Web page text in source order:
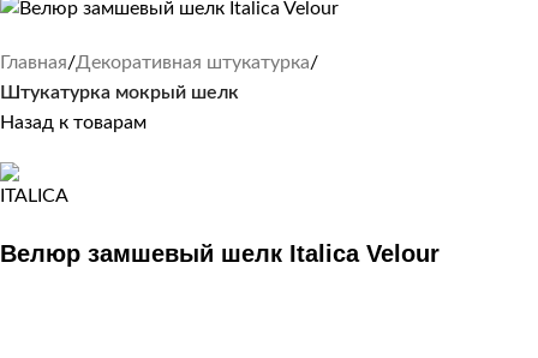
Главная Декоративная штукатурка
Штукатурка мокрый шелк
Назад к товарам
Велюр замшевый шелк Italica Velour